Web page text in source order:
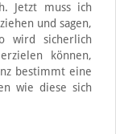
Jetzt muss ich
und sagen,
wird sicherlich
können,
bestimmt eine
wie diese sich